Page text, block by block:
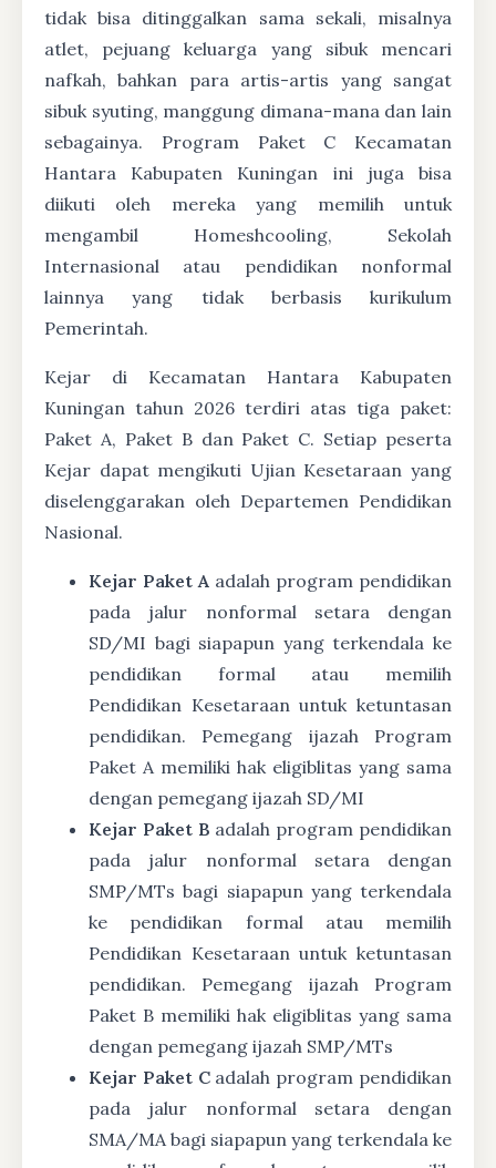
tidak bisa ditinggalkan sama sekali, misalnya
atlet, pejuang keluarga yang sibuk mencari
nafkah, bahkan para artis-artis yang sangat
sibuk syuting, manggung dimana-mana dan lain
sebagainya. Program Paket C Kecamatan
Hantara Kabupaten Kuningan ini juga bisa
diikuti oleh mereka yang memilih untuk
mengambil Homeshcooling, Sekolah
Internasional atau pendidikan nonformal
lainnya yang tidak berbasis kurikulum
Pemerintah.
Kejar di Kecamatan Hantara Kabupaten
Kuningan tahun 2026 terdiri atas tiga paket:
Paket A, Paket B dan Paket C. Setiap peserta
Kejar dapat mengikuti Ujian Kesetaraan yang
diselenggarakan oleh Departemen Pendidikan
Nasional.
Kejar Paket A adalah program pendidikan
pada jalur nonformal setara dengan
SD/MI bagi siapapun yang terkendala ke
pendidikan formal atau memilih
Pendidikan Kesetaraan untuk ketuntasan
pendidikan. Pemegang ijazah Program
Paket A memiliki hak eligiblitas yang sama
dengan pemegang ijazah SD/MI
Kejar Paket B adalah program pendidikan
pada jalur nonformal setara dengan
SMP/MTs bagi siapapun yang terkendala
ke pendidikan formal atau memilih
Pendidikan Kesetaraan untuk ketuntasan
pendidikan. Pemegang ijazah Program
Paket B memiliki hak eligiblitas yang sama
dengan pemegang ijazah SMP/MTs
Kejar Paket Cadalah program pendidikan
pada jalur nonformal setara dengan
SMA/MA bagi siapapun yang terkendala ke